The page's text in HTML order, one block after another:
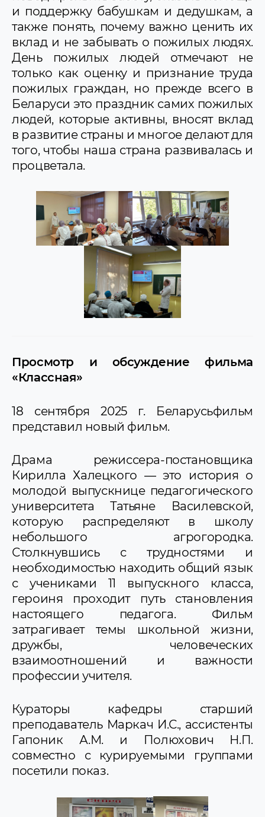
и поддержку бабушкам и дедушкам, а
также понять, почему важно ценить их
вклад и не забывать о пожилых людях.
День пожилых людей отмечают не
только как оценку и признание труда
пожилых граждан, но прежде всего в
Беларуси это праздник самих пожилых
людей, которые активны, вносят вклад
в развитие страны и многое делают для
того, чтобы наша страна развивалась и
процветала.
Просмотр и обсуждение фильма
«Классная»
18 сентября 2025 г. Беларусьфильм
представил новый фильм.
Драма режиссера-постановщика
Кирилла Халецкого — это история о
молодой выпускнице педагогического
университета Татьяне Василевской,
которую распределяют в школу
небольшого агрогородка.
Столкнувшись с трудностями и
необходимостью находить общий язык
с учениками 11 выпускного класса,
героиня проходит путь становления
настоящего педагога. Фильм
затрагивает темы школьной жизни,
дружбы, человеческих
взаимоотношений и важности
профессии учителя.
Кураторы кафедры старший
преподаватель Маркач И.С., ассистенты
Гапоник А.М. и Полюхович Н.П.
совместно с курируемыми группами
посетили показ.